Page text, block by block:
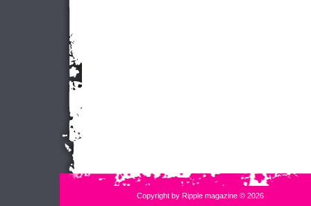
Copyright by Ripple magazine © 2026